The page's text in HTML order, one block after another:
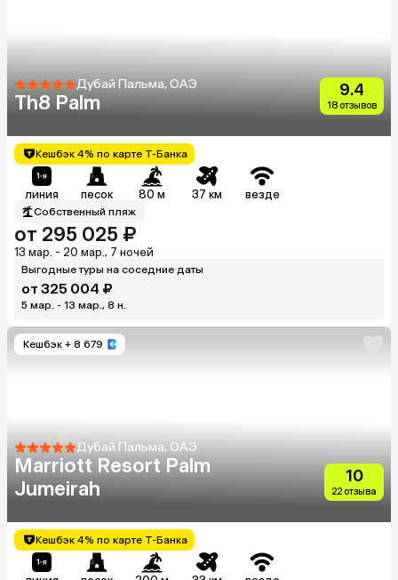
Дубай Пальма, ОАЭ
Th8 Palm
9.4
18 отзывов
Кешбэк 4% по карте Т-Банка
линия песок 80 м 37 км везде
Собственный пляж
от 295 025 ₽
13 мар. - 20 мар., 7 ночей
Выгодные туры на соседние даты
от 325 004 ₽
5 мар. - 13 мар., 8 н.
Кешбэк + 8 679
Дубай Пальма, ОАЭ
Marriott Resort Palm
Jumeirah
10
22 отзыва
Кешбэк 4% по карте Т-Банка